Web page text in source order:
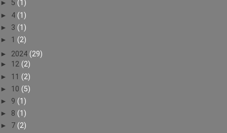
► 5 (1)
► 4 (1)
► 3 (1)
► 1 (2)
► 2024 (29)
► 12 (2)
► 11 (2)
► 10 (5)
► 9 (1)
► 8 (1)
► 7 (2)